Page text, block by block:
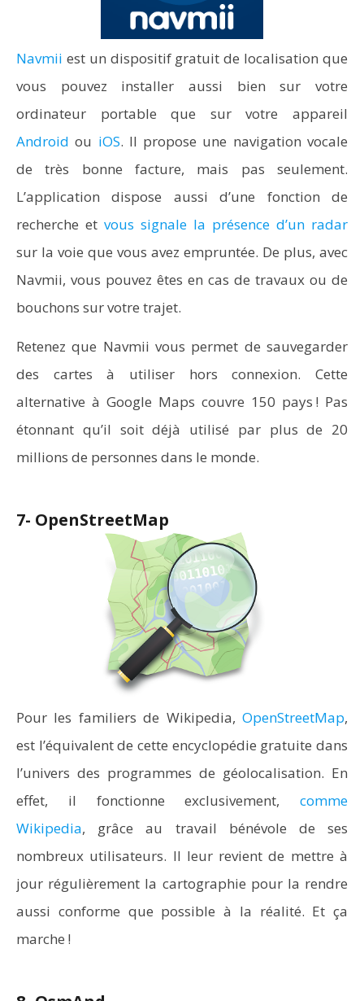
Navmii est un dispositif gratuit de localisation que
vous pouvez installer aussi bien sur votre
ordinateur portable que sur votre appareil
Android ou iOS. Il propose une navigation vocale
de très bonne facture, mais pas seulement.
L’application dispose aussi d’une fonction de
recherche et vous signale la présence d’un radar
sur la voie que vous avez empruntée. De plus, avec
Navmii, vous pouvez êtes en cas de travaux ou de
bouchons sur votre trajet.
Retenez que Navmii vous permet de sauvegarder
des cartes à utiliser hors connexion. Cette
alternative à Google Maps couvre 150 pays ! Pas
étonnant qu’il soit déjà utilisé par plus de 20
millions de personnes dans le monde.
7- OpenStreetMap
Pour les familiers de Wikipedia, OpenStreetMap,
est l’équivalent de cette encyclopédie gratuite dans
l’univers des programmes de géolocalisation. En
effet, il fonctionne exclusivement, comme
Wikipedia, grâce au travail bénévole de ses
nombreux utilisateurs. Il leur revient de mettre à
jour régulièrement la cartographie pour la rendre
aussi conforme que possible à la réalité. Et ça
marche !